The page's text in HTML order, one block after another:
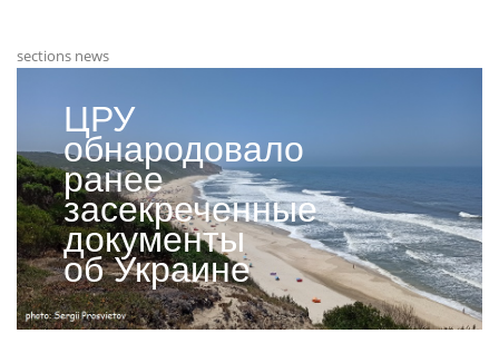
sections news
ЦРУ
обнародовало
ранее
засекреченные
документы
об Украине